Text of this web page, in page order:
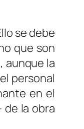
se debe
que son
aunque la
personal
en el
la obra